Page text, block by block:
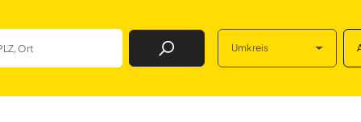
Job Finden Umkreis